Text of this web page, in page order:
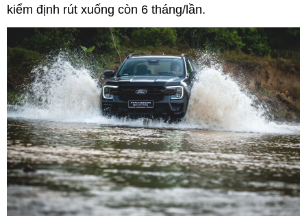
kiểm định rút xuống còn 6 tháng/lần.